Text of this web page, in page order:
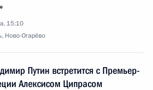
15:10
Ново-Огарёво
Путин встретится с Премьер-
Алексисом Ципрасом